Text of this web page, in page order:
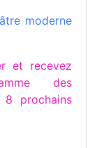
moderne
et recevez
des
8 prochains